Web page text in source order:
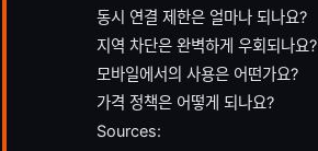
동시 연결 제한은 얼마나 되나요?
지역 차단은 완벽하게 우회되나요?
모바일에서의 사용은 어떤가요?
가격 정책은 어떻게 되나요?
Sources: